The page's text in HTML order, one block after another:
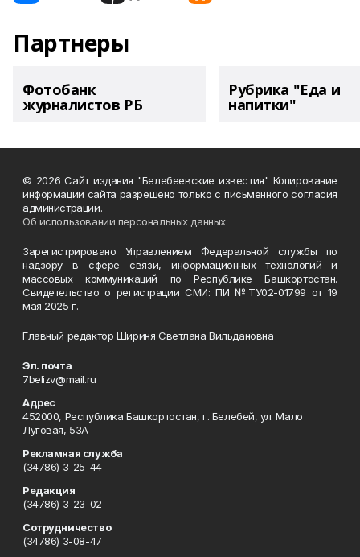
Партнеры
Фотобанк
журналистов РБ
Рубрика "Еда и
напитки"
© 2026 Сайт издания "Белебеевские известия" Копирование
информации сайта разрешено только с письменного согласия
администрации.
Об использовании персональных данных
Зарегистрировано Управлением Федеральной службы по
надзору в сфере связи, информационных технологий и
массовых коммуникаций по Республике Башкортостан.
Свидетельство о регистрации СМИ: ПИ №ТУ02-01799 от 19
мая 2025 г.
Главный редактор Шириня Светлана Вильдановна
Эл. почта
7belizv@mail.ru
Адрес
452000, Республика Башкортостан, г. Белебей, ул. Мало
Луговая, 53А
Рекламная служба
(34786) 3-25-44
Редакция
(34786) 3-23-02
Сотрудничество
(34786) 3-08-47